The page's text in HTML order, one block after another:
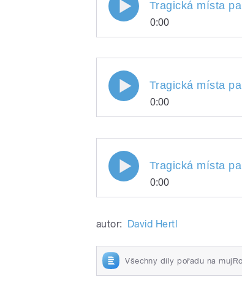
/
Tragická místa
0:00
/
Tragická místa
0:00
Tragická místa
0:00
autor: David Hertl
Všechny díly pořadu na